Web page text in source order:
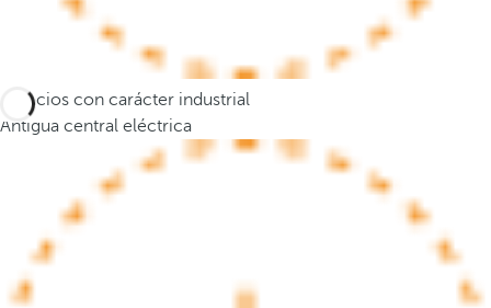
e
Espacios con carácter industrial
Antigua central eléctrica